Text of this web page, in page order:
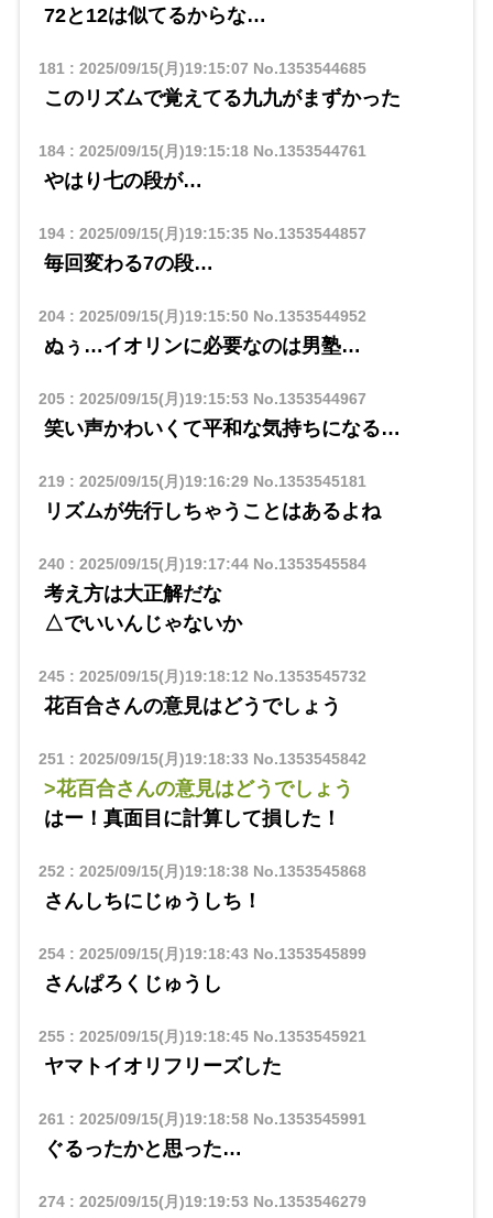
72と12は似てるからな…
181 : 2025/09/15(月)19:15:07 No.1353544685
このリズムで覚えてる九九がまずかった
184: 2025/09/15(月)19:15:18No.1353544761
やはり七の段が…
194: 2025/09/15(月)19:15:35No.1353544857
毎回変わる7の段…
204: 2025/09/15(月)19:15:50 No.1353544952
ぬぅ…イオリンに必要なのは男塾…
205: 2025/09/15(月)19:15:53 No.1353544967
笑い声かわいくて平和な気持ちになる…
219: 2025/09/15(月)19:16:29No.1353545181
リズムが先行しちゃうことはあるよね
240 : 2025/09/15(月)19:17:44No.1353545584
考え方は大正解だな
△でいいんじゃないか
245: 2025/09/15(月)19:18:12 No.1353545732
花百合さんの意見はどうでしょう
251 : 2025/09/15(月)19:18:33 No.1353545842
>花百合さんの意見はどうでしょう
はー！真面目に計算して損した！
252 : 2025/09/15(月)19:18:38No.1353545868
さんしちにじゅうしち！
254: 2025/09/15(月)19:18:43 No.1353545899
さんぱろくじゅうし
255: 2025/09/15(月)19:18:45No.1353545921
ヤマトイオリフリーズした
261 : 2025/09/15(月)19:18:58No.1353545991
ぐるったかと思った…
274: 2025/09/15(月)19:19:53 No.1353546279